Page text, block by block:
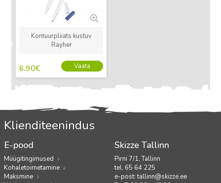
Kontuurpliiats kustuv
Rayher
6.90€ Vaata
Klienditeenindus
E-pood
Müügitingimused
Kohaletoimetamine
Maksmine
Skizze Tallinn
Pirni 7/1, Tallinn
tel. 65 64 225
e-post:tallinn@skizze.ee